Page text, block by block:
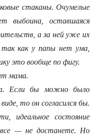
стаканы. Очумелые
выбоина, оставшаяся
а за ней уже их
так как у папы нет ума,
это вообще по фигу.
мама.
Если бы можно было
то он согласился бы.
идеальное состояние
все — не достанете. Но